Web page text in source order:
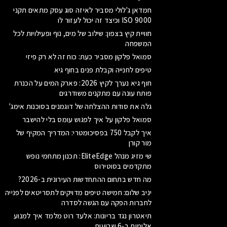
חמדאן ג'לולי מסביר לאיזה סוג עסק מתאים תקני
ISO 9000 וכיצד זה יכול לעזור לו
חוויית קיץ בצפון: שילוב של מים, נוף ופעילויות לכל
המשפחה
סמואל פלקון מסביר כעת: כוח זה לא רק פיזי
טיפים לחנייה וקבלת פנים בחוף גיא
חוף גיא נערך לקיץ 2026: פארק המים על הכנרת
פותח עונה עם מתקנים משודרגים
גלה את סודות ההצלחה של דוגמנים בסוכנות אימג'
סמואל פלקון על איך לפגוש עומס בלי להישבר
איך לקבל 750 בפסיכומטרי: המדריך המקיף של
מור קורן
שי מזיג מנהל EliteEdge: תכנון מתחמי נופש
מתקדמים בסוטירוס
מה חדש בתחום ההתחדשות העירונית ב-2026?
יניב שלום: חמישה טיפים מדויקים לתסריטאים לפנייה
לחברות הפקה עם הגשה לסדרה
תיאטרון נגד בריונות: אלעד רוט מלמד איך למנוע